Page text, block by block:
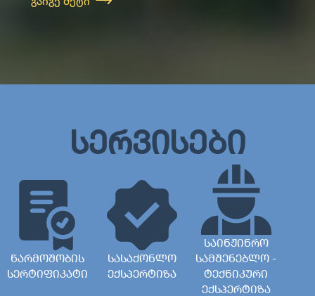
სერვისები
წარმოშობის
სერტიფიკატი
სასაქონლო
ექსპერტიზა
საინჟინრო
სამშენებლო -
ტექნიკური
ექსპერტიზა